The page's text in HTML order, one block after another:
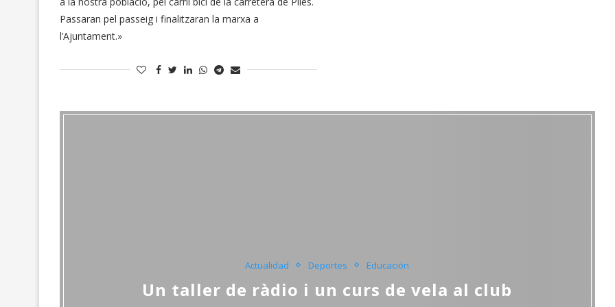
Passaran pel passeig i finalitzaran la marxa a
l’Ajuntament.»
Actualidad Deportes Educación
Un taller de ràdio i un curs de vela al club